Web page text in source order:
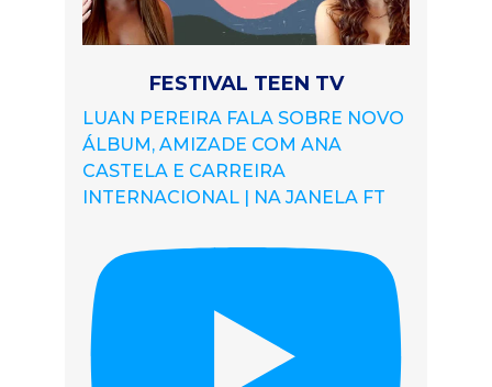
FESTIVAL TEEN TV
LUAN PEREIRA FALA SOBRE NOVO
ÁLBUM, AMIZADE COM ANA
CASTELA E CARREIRA
INTERNACIONAL | NA JANELA FT